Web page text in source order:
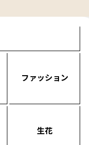
ファッション
生花